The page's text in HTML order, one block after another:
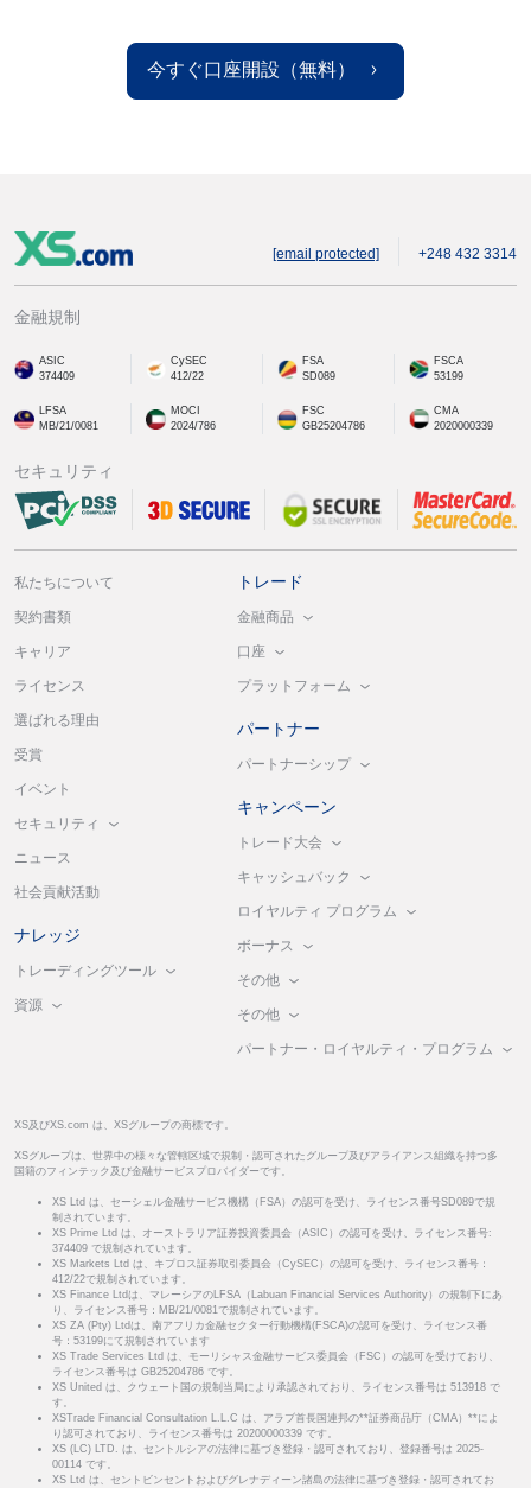
今すぐ口座開設（無料）
[email protected] +248 432 3314
金融規制
ASIC
374409
CySEC
412/22
FSA
SD089
FSCA
53199
LFSA
MB/21/0081
MOCI
2024/786
FSC
GB25204786
CMA
2020000339
セキュリティ
私たちについて
契約書類
キャリア
ライセンス
選ばれる理由
受賞
イベント
セキュリティ
ニュース
社会貢献活動
ナレッジ
トレーディングツール
資源
トレード
金融商品
口座
プラットフォーム
パートナー
パートナーシップ
キャンペーン
トレード大会
キャッシュバック
ロイヤルティ プログラム
ボーナス
その他
その他
パートナー・ロイヤルティ・プログラム
XS及びXS.com は、XSグループの商標です。
XSグループは、世界中の様々な管轄区域で規制・認可されたグループ及びアライアンス組織を持つ多
国籍のフィンテック及び金融サービスプロバイダーです。
XS Ltd は、セーシェル金融サービス機構（FSA）の認可を受け、ライセンス番号SD089で規
制されています。
XS Prime Ltd は、オーストラリア証券投資委員会（ASIC）の認可を受け、ライセンス番号:
374409 で規制されています。
XS Markets Ltd は、キプロス証券取引委員会（CySEC）の認可を受け、ライセンス番号：
412/22で規制されています。
XS Finance Ltdは、マレーシアのLFSA（Labuan Financial Services Authority）の規制下にあ
り、ライセンス番号：MB/21/0081で規制されています。
XS ZA (Pty) Ltdは、南アフリカ金融セクター行動機構(FSCA)の認可を受け、ライセンス番
号：53199にて規制されています
XS Trade Services Ltd は、モーリシャス金融サービス委員会（FSC）の認可を受けており、
ライセンス番号は GB25204786 です。
XS United は、クウェート国の規制当局により承認されており、ライセンス番号は 513918 で
す。
XSTrade Financial Consultation L.L.C は、アラブ首長国連邦の**証券商品庁（CMA）**によ
り認可されており、ライセンス番号は 20200000339 です。
XS (LC) LTD. は、セントルシアの法律に基づき登録・認可されており、登録番号は 2025-
00114 です。
XS Ltd は、セントビンセントおよびグレナディーン諸島の法律に基づき登録・認可されてお